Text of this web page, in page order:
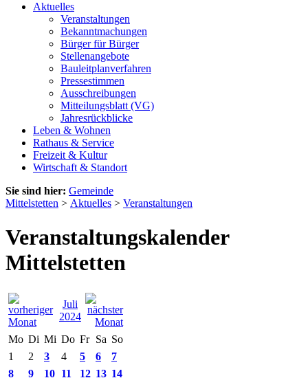
Aktuelles
Veranstaltungen
Bekanntmachungen
Bürger für Bürger
Stellenangebote
Bauleitplanverfahren
Pressestimmen
Ausschreibungen
Mitteilungsblatt (VG)
Jahresrückblicke
Leben & Wohnen
Rathaus & Service
Freizeit & Kultur
Wirtschaft & Standort
Sie sind hier: Gemeinde
Mittelstetten > Aktuelles > Veranstaltungen
Veranstaltungskalender
Mittelstetten
Juli
2024
Mo Di Mi Do Fr Sa So
1
2 3 4 5 6
7
8
9 10 11 12 13 14